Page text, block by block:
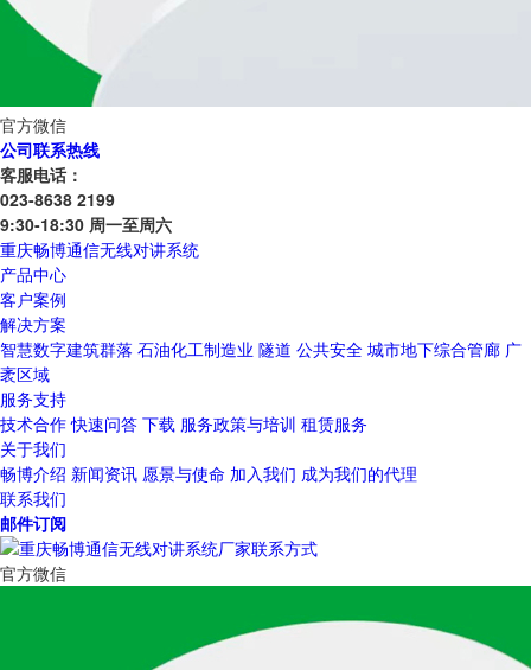
官方微信
公司联系热线
客服电话：
023-8638 2199
9:30-18:30 周一至周六
重庆畅博通信无线对讲系统
产品中心
客户案例
解决方案
智慧数字建筑群落 石油化工制造业 隧道 公共安全 城市地下综合管廊 广
袤区域
服务支持
技术合作 快速问答 下载 服务政策与培训 租赁服务
关于我们
畅博介绍 新闻资讯 愿景与使命 加入我们 成为我们的代理
联系我们
邮件订阅
官方微信